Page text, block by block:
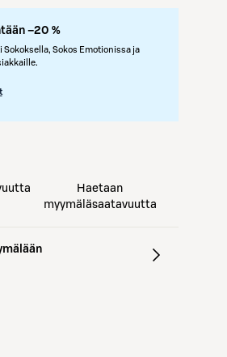
–20 %
Sokos Emotionissa ja
Haetaan
myymäläsaatavuutta